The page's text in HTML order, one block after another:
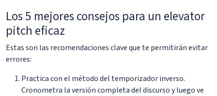
Los 5 mejores consejos para un elevator
pitch eficaz
Estas son las recomendaciones clave que te permitirán evitar
errores:
Practica con el método del temporizador inverso.
Cronometra la versión completa del discurso y luego ve